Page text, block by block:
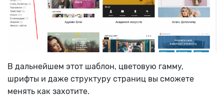
В дальнейшем этот шаблон, цветовую гамму,
шрифты и даже структуру страниц вы сможете
менять как захотите.